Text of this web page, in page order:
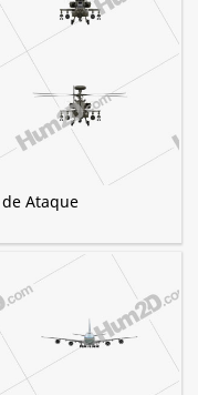
Ataque